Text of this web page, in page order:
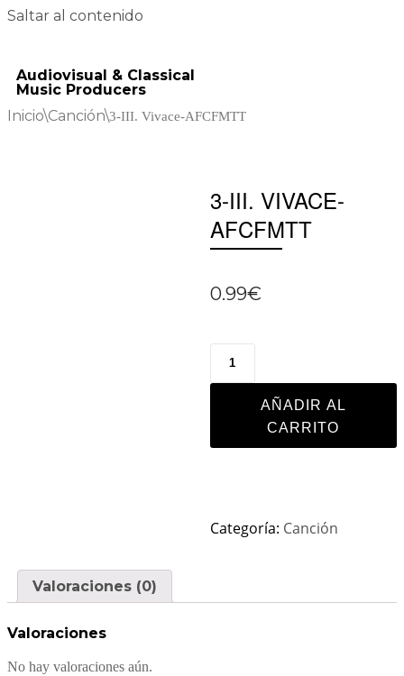
Saltar al contenido
Audiovisual & Classical
Music Producers
Inicio\Canción\3-III. Vivace-AFCFMTT
3-III. VIVACE-
AFCFMTT
0.99€
AÑADIR AL
CARRITO
Categoría: Canción
Valoraciones (0)
Valoraciones
No hay valoraciones aún.